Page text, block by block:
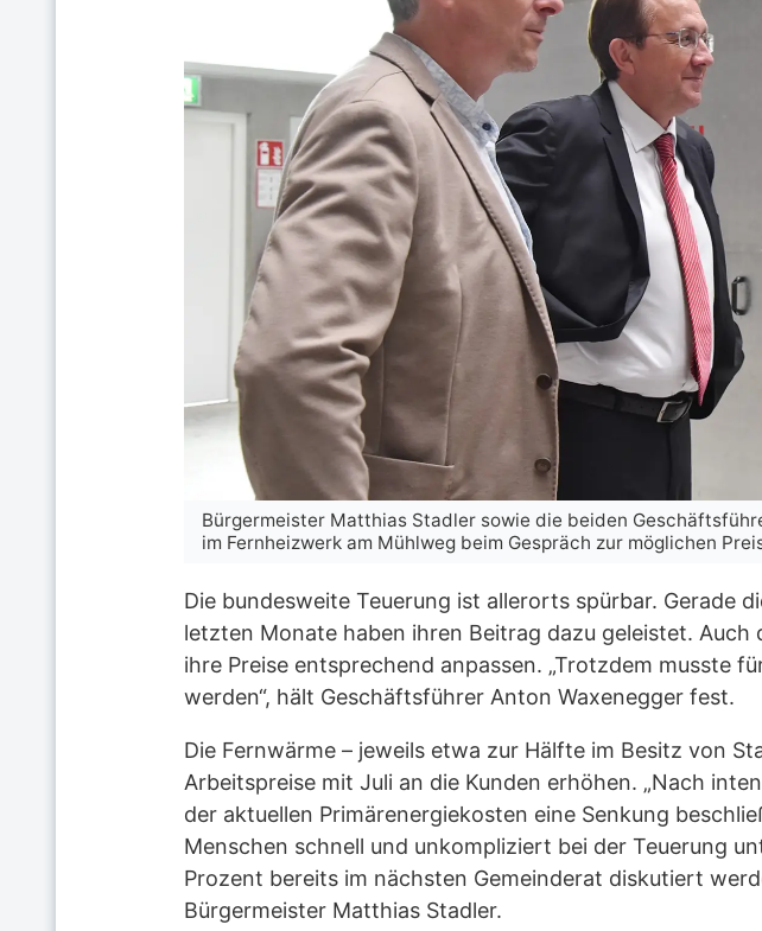
Bürgermeister Matthias Stadler sowie die beiden
im Fernheizwerk am Mühlweg beim Gespräch zur möglichen
Die bundesweite Teuerung ist allerorts spürbar. Gerade
letzten Monate haben ihren Beitrag dazu geleistet.
ihre Preise entsprechend anpassen. „Trotzdem musste
werden“, hält Geschäftsführer Anton Waxenegger fest.
Die Fernwärme – jeweils etwa zur Hälfte im Besitz von
Arbeitspreise mit Juli an die Kunden erhöhen. „Nach
der aktuellen Primärenergiekosten eine Senkung
Menschen schnell und unkompliziert bei der Teuerung
Prozent bereits im nächsten Gemeinderat diskutiert
Bürgermeister Matthias Stadler.